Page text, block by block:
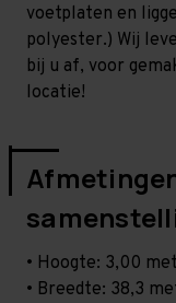
voetplaten en
polyester.) Wij
bij u af, voor
locatie!
• Hoogte: 3,00
• Breedte: 38,3